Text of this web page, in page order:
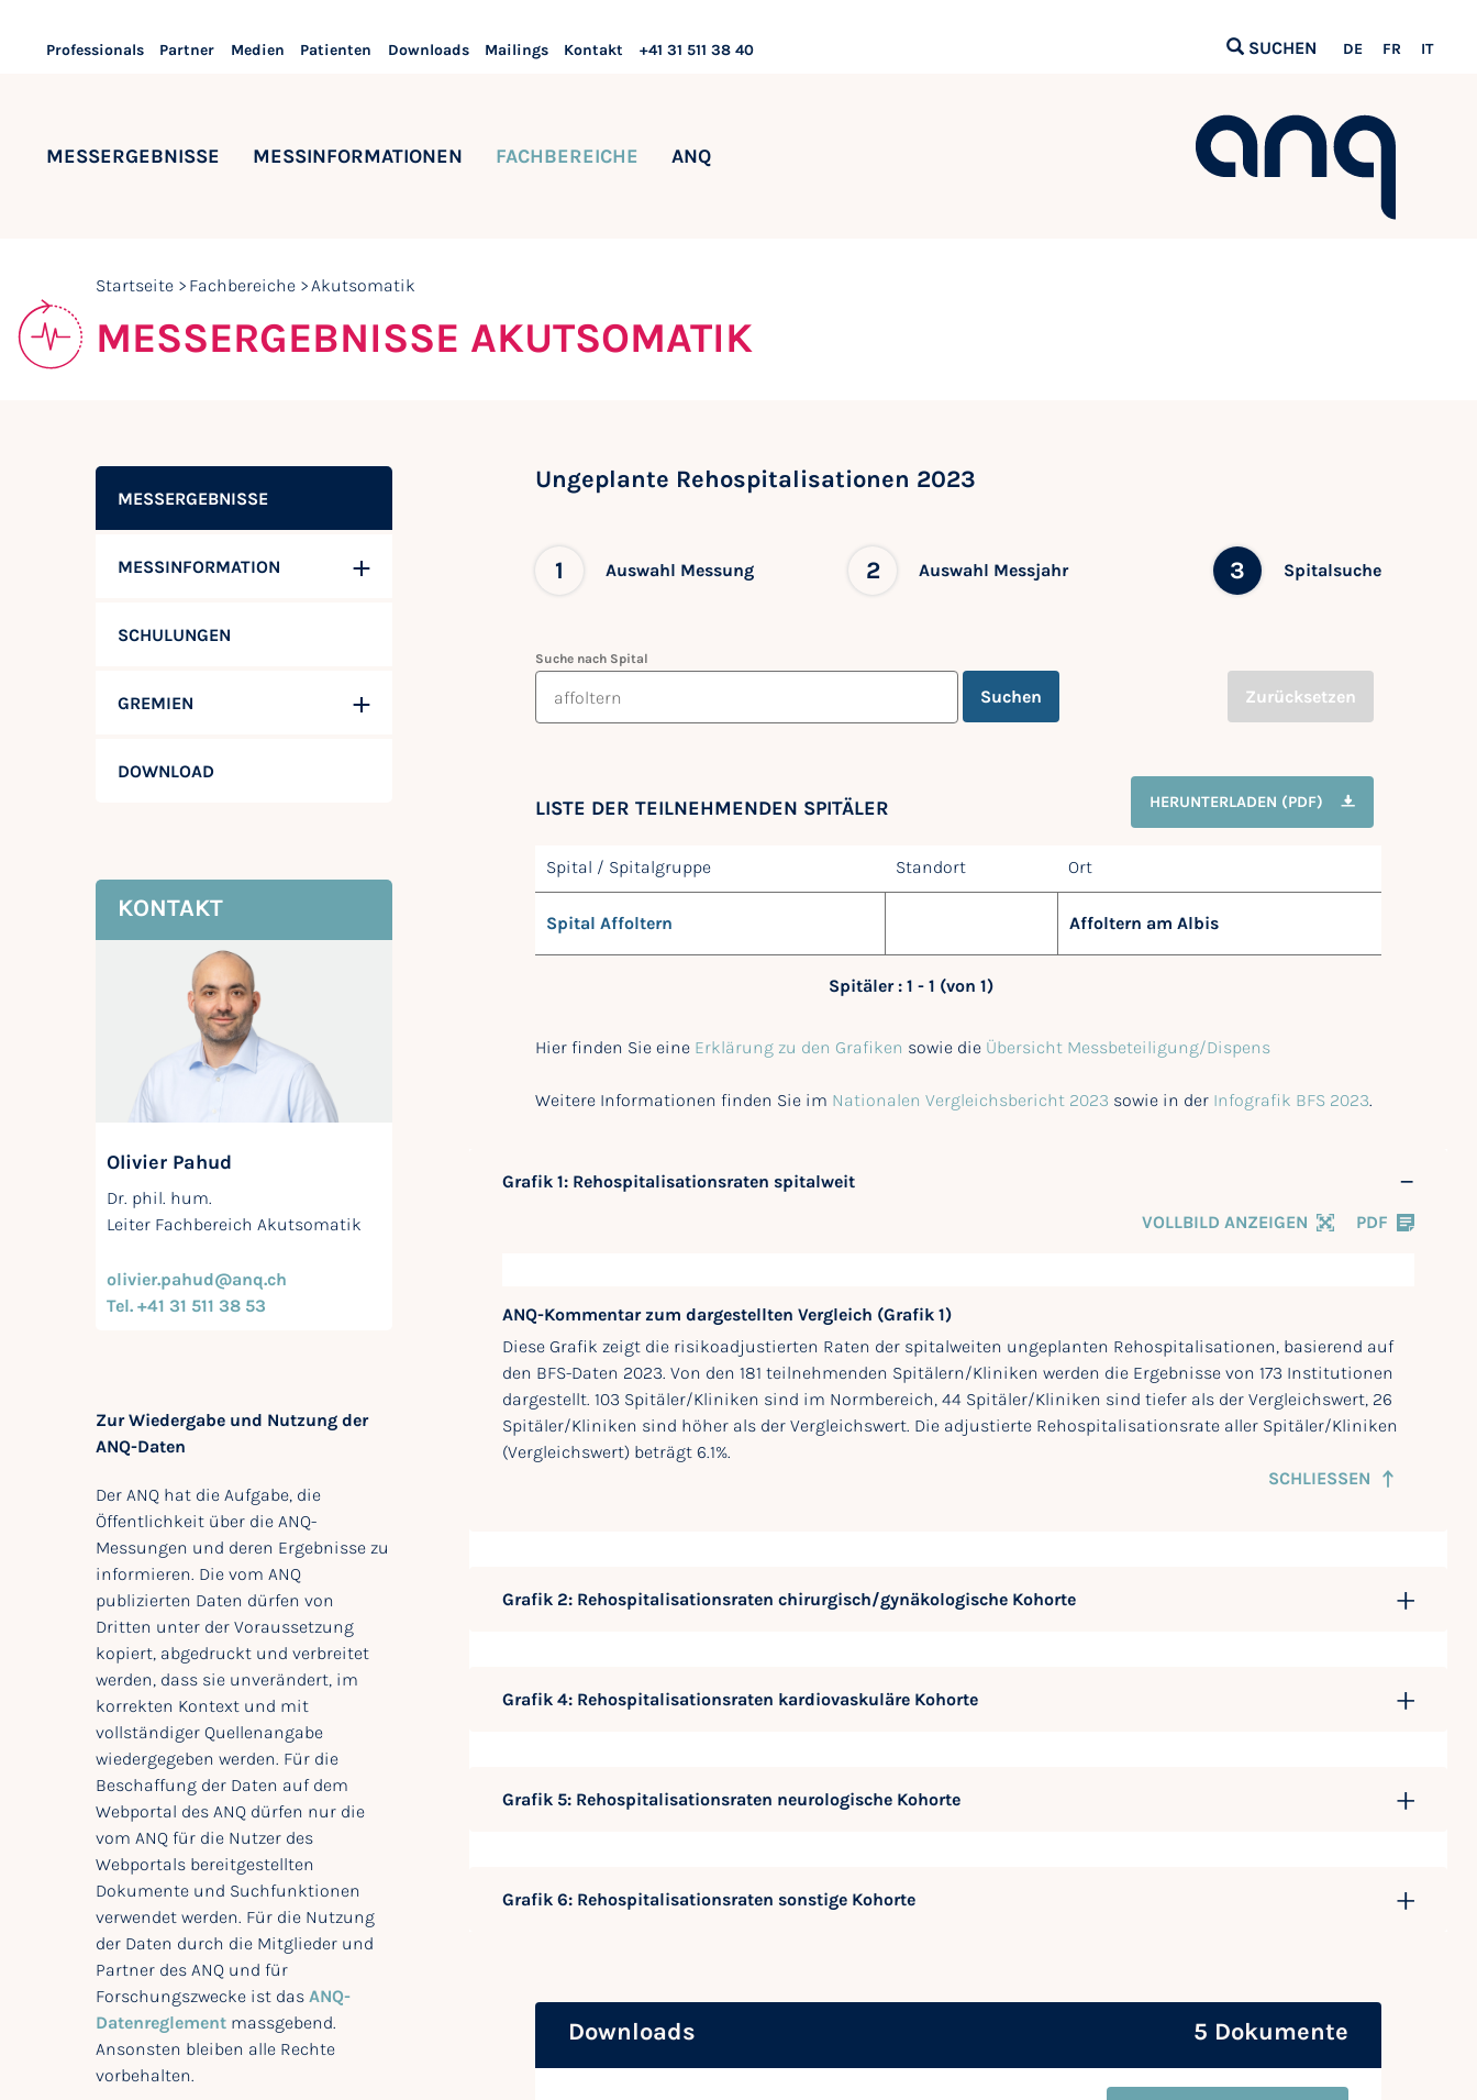
Professionals Partner Medien Patienten Downloads Mailings Kontakt +41 31 511 38 40 SUCHEN DE FR IT
MESSERGEBNISSE MESSINFORMATIONEN FACHBEREICHE ANQ
Startseite Fachbereiche Akutsomatik
MESSERGEBNISSE AKUTSOMATIK
MESSERGEBNISSE
MESSINFORMATION
SCHULUNGEN
GREMIEN
DOWNLOAD
KONTAKT
Olivier Pahud
Dr. phil. hum.
Leiter Fachbereich Akutsomatik
olivier.pahud@anq.ch
Tel. +41 31 511 38 53
Zur Wiedergabe und Nutzung der
ANQ-Daten
Der ANQ hat die Aufgabe, die
Öffentlichkeit über die ANQ-
Messungen und deren Ergebnisse zu
informieren. Die vom ANQ
publizierten Daten dürfen von
Dritten unter der Voraussetzung
kopiert, abgedruckt und verbreitet
werden, dass sie unverändert, im
korrekten Kontext und mit
vollständiger Quellenangabe
wiedergegeben werden. Für die
Beschaffung der Daten auf dem
Webportal des ANQ dürfen nur die
vom ANQ für die Nutzer des
Webportals bereitgestellten
Dokumente und Suchfunktionen
verwendet werden. Für die Nutzung
der Daten durch die Mitglieder und
Partner des ANQ und für
Forschungszwecke ist das ANQ-
Datenreglement massgebend.
Ansonsten bleiben alle Rechte
vorbehalten.
Ungeplante Rehospitalisationen 2023
1 Auswahl Messung 2 Auswahl Messjahr 3 Spitalsuche
Suche nach Spital
Suchen Zurücksetzen
LISTE DER TEILNEHMENDEN SPITÄLER HERUNTERLADEN (PDF)
Spital / Spitalgruppe Standort Ort
Spital Affoltern Affoltern am Albis
Spitäler : 1 - 1 (von 1)
Hier finden Sie eine Erklärung zu den Grafiken sowie die Übersicht Messbeteiligung/Dispens
Weitere Informationen finden Sie im Nationalen Vergleichsbericht 2023 sowie in der Infografik BFS 2023.
Grafik 1: Rehospitalisationsraten spitalweit
VOLLBILD ANZEIGEN
PDF
ANQ-Kommentar zum dargestellten Vergleich (Grafik 1)
Diese Grafik zeigt die risikoadjustierten Raten der spitalweiten ungeplanten Rehospitalisationen, basierend auf
den BFS-Daten 2023. Von den 181 teilnehmenden Spitälern/Kliniken werden die Ergebnisse von 173 Institutionen
dargestellt. 103 Spitäler/Kliniken sind im Normbereich, 44 Spitäler/Kliniken sind tiefer als der Vergleichswert, 26
Spitäler/Kliniken sind höher als der Vergleichswert. Die adjustierte Rehospitalisationsrate aller Spitäler/Kliniken
(Vergleichswert) beträgt 6.1%.
SCHLIESSEN
Grafik 2: Rehospitalisationsraten chirurgisch/gynäkologische Kohorte
Grafik 4: Rehospitalisationsraten kardiovaskuläre Kohorte
Grafik 5: Rehospitalisationsraten neurologische Kohorte
Grafik 6: Rehospitalisationsraten sonstige Kohorte
Downloads 5 Dokumente